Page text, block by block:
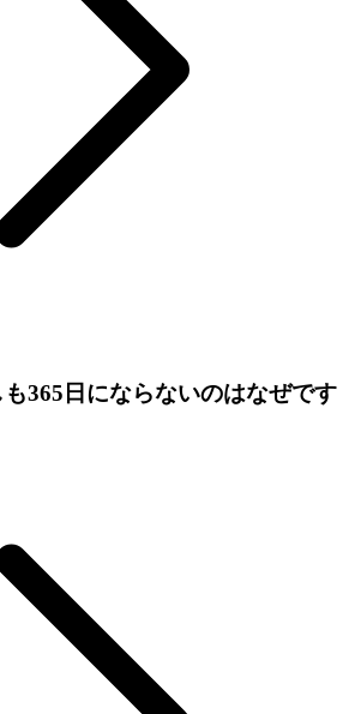
も365日にならないのはなぜです